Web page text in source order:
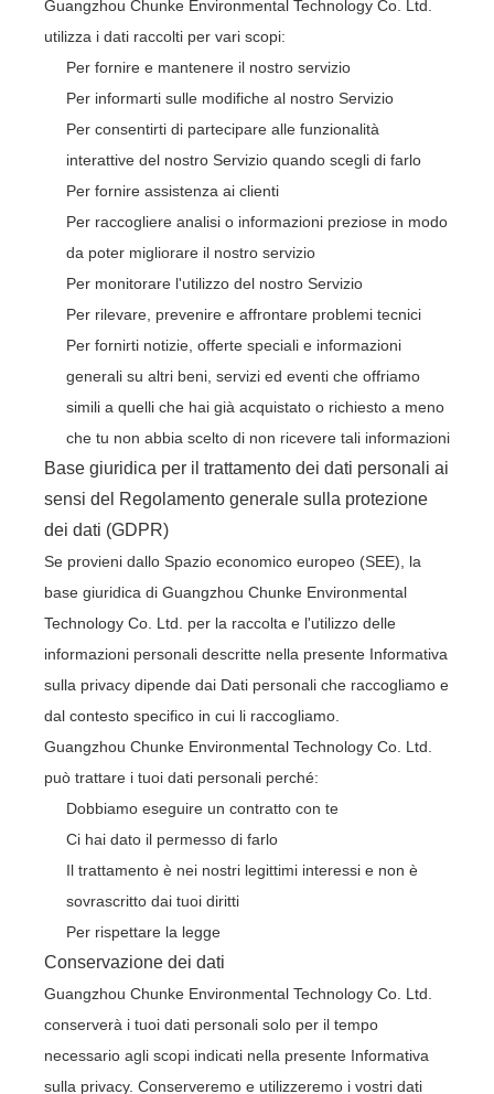
Guangzhou Chunke Environmental Technology Co. Ltd.
utilizza i dati raccolti per vari scopi:
Per fornire e mantenere il nostro servizio
Per informarti sulle modifiche al nostro Servizio
Per consentirti di partecipare alle funzionalità
interattive del nostro Servizio quando scegli di farlo
Per fornire assistenza ai clienti
Per raccogliere analisi o informazioni preziose in modo
da poter migliorare il nostro servizio
Per monitorare l'utilizzo del nostro Servizio
Per rilevare, prevenire e affrontare problemi tecnici
Per fornirti notizie, offerte speciali e informazioni
generali su altri beni, servizi ed eventi che offriamo
simili a quelli che hai già acquistato o richiesto a meno
che tu non abbia scelto di non ricevere tali informazioni
Base giuridica per il trattamento dei dati personali ai
sensi del Regolamento generale sulla protezione
dei dati (GDPR)
Se provieni dallo Spazio economico europeo (SEE), la
base giuridica di Guangzhou Chunke Environmental
Technology Co. Ltd. per la raccolta e l'utilizzo delle
informazioni personali descritte nella presente Informativa
sulla privacy dipende dai Dati personali che raccogliamo e
dal contesto specifico in cui li raccogliamo.
Guangzhou Chunke Environmental Technology Co. Ltd.
può trattare i tuoi dati personali perché:
Dobbiamo eseguire un contratto con te
Ci hai dato il permesso di farlo
Il trattamento è nei nostri legittimi interessi e non è
sovrascritto dai tuoi diritti
Per rispettare la legge
Conservazione dei dati
Guangzhou Chunke Environmental Technology Co. Ltd.
conserverà i tuoi dati personali solo per il tempo
necessario agli scopi indicati nella presente Informativa
sulla privacy. Conserveremo e utilizzeremo i vostri dati